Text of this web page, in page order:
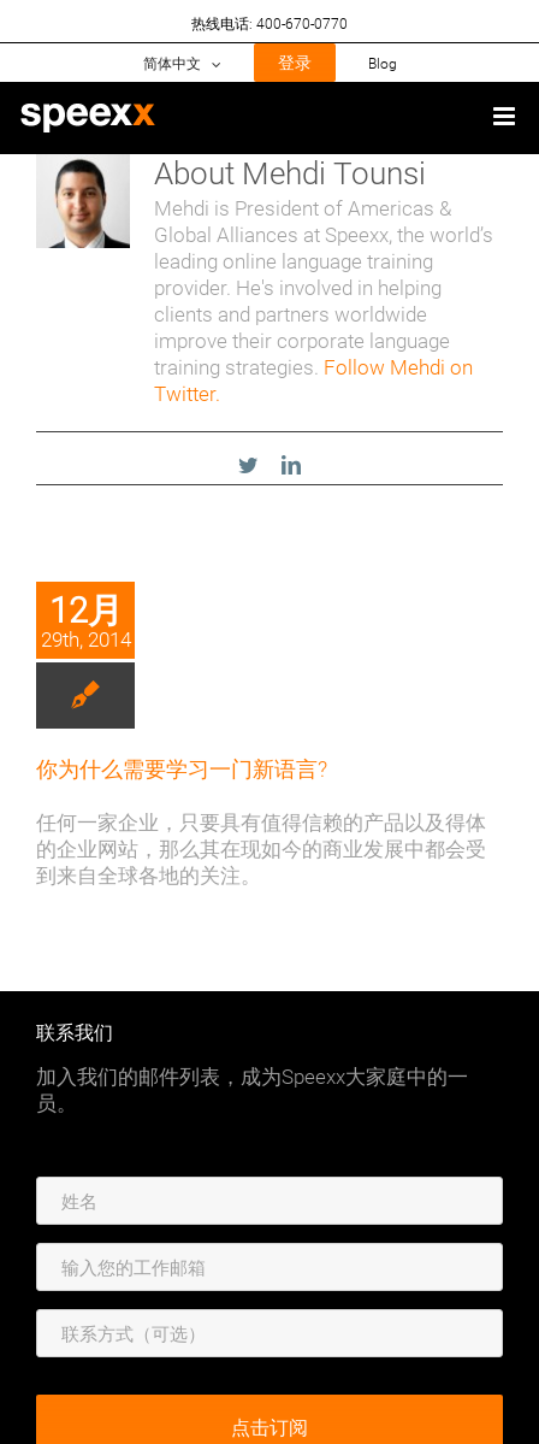
to
热线电话: 400-670-0770
简体中文 登录 Blog
About Mehdi Tounsi
Mehdi is President of Americas &
Global Alliances at Speexx, the world’s
leading online language training
provider. He's involved in helping
clients and partners worldwide
improve their corporate language
training strategies. Follow Mehdi on
Twitter.
TwitterLinkedIn
12月
29th, 2014
你为什么需要学习一门新语言?
任何一家企业，只要具有值得信赖的产品以及得体
的企业网站，那么其在现如今的商业发展中都会受
到来自全球各地的关注。
联系我们
加入我们的邮件列表，成为Speexx大家庭中的一
员。